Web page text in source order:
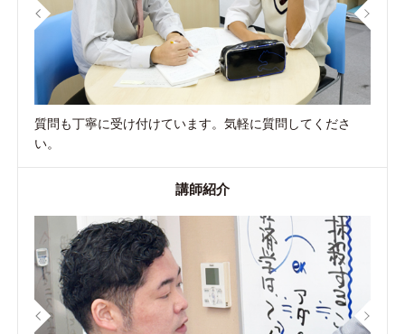
質問も丁寧に受け付けています。気軽に質問してくださ
い。
講師紹介